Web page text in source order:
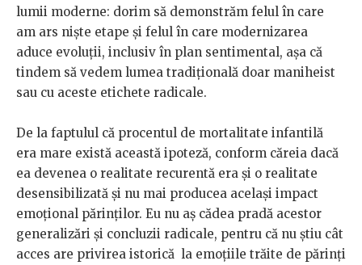
lumii moderne: dorim să demonstrăm felul în care
am ars niște etape și felul în care modernizarea
aduce evoluții, inclusiv în plan sentimental, așa că
tindem să vedem lumea tradițională doar maniheist
sau cu aceste etichete radicale.
De la faptulul că procentul de mortalitate infantilă
era mare există această ipoteză, conform căreia dacă
ea devenea o realitate recurentă era și o realitate
desensibilizată și nu mai producea același impact
emoțional părinților. Eu nu aș cădea pradă acestor
generalizări și concluzii radicale, pentru că nu știu cât
acces are privirea istorică la emoțiile trăite de părinți